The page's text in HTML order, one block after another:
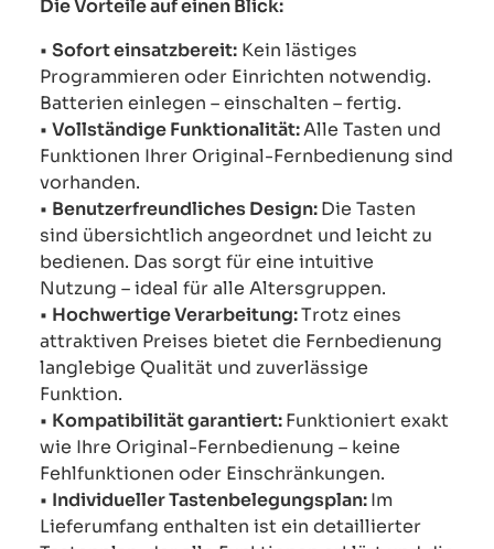
Die Vorteile auf einen Blick:
• Sofort einsatzbereit: Kein lästiges
Programmieren oder Einrichten notwendig.
Batterien einlegen – einschalten – fertig.
• Vollständige Funktionalität:Alle Tasten und
Funktionen Ihrer Original-Fernbedienung sind
vorhanden.
• Benutzerfreundliches Design:Die Tasten
sind übersichtlich angeordnet und leicht zu
bedienen. Das sorgt für eine intuitive
Nutzung – ideal für alle Altersgruppen.
• Hochwertige Verarbeitung:Trotz eines
attraktiven Preises bietet die Fernbedienung
langlebige Qualität und zuverlässige
Funktion.
• Kompatibilität garantiert:Funktioniert exakt
wie Ihre Original-Fernbedienung – keine
Fehlfunktionen oder Einschränkungen.
• Individueller Tastenbelegungsplan:Im
Lieferumfang enthalten ist ein detaillierter